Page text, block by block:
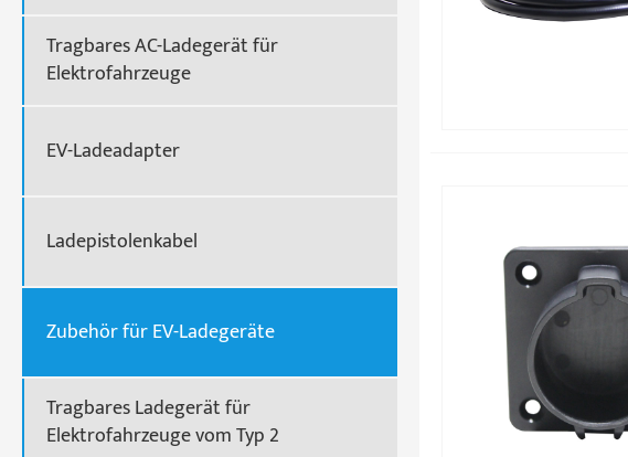
Tragbares AC-Ladegerät für
Elektrofahrzeuge
EV-Ladeadapter
Ladepistolenkabel
Zubehör für EV-Ladegeräte
Tragbares Ladegerät für
Elektrofahrzeuge vom Typ 2